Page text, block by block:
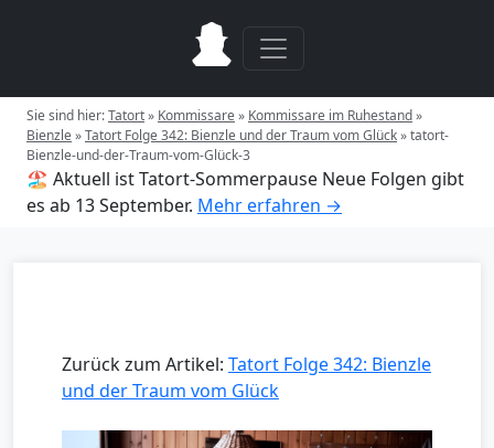
Sie sind hier:Tatort» Kommissare» Kommissare im Ruhestand»
Bienzle»Tatort Folge 342: Bienzle und der Traum vom Glück»tatort-
Bienzle-und-der-Traum-vom-Glück-3
🏖️ Aktuell ist Tatort-Sommerpause Neue Folgen gibt
es ab 13 September. Mehr erfahren →
Zurück zum Artikel: Tatort Folge 342: Bienzle
und der Traum vom Glück